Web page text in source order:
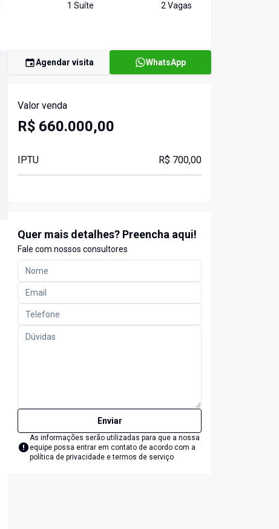
1 Suíte 2Vagas
Agendar visita WhatsApp
Valor venda
R$ 660.000,00
IPTU R$ 700,00
Quer mais detalhes? Preencha aqui!
Fale com nossos consultores
Enviar
As informações serão utilizadas para que a nossa
equipe possa entrar em contato de acordo com a
política de privacidade e termos de serviço